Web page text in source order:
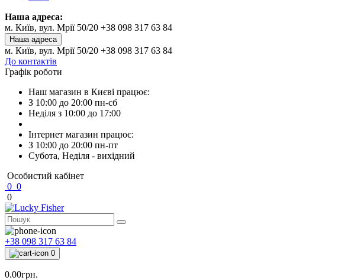
Наша адреса:
м. Київ, вул. Мрії 50/20 +38 098 317 63 84
Наша адреса
м. Київ, вул. Мрії 50/20 +38 098 317 63 84
До контактів
Графік роботи
Наш магазин в Києві працює:
З 10:00 до 20:00 пн-сб
Неділя з 10:00 до 17:00
Інтернет магазин працює:
З 10:00 до 20:00 пн-пт
Субота, Неділя - вихідний
Особистий кабінет
0 0
0
+38 098 317 63 84
0
0.00грн.